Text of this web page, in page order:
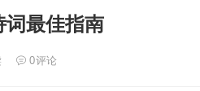
词最佳指南
0评论